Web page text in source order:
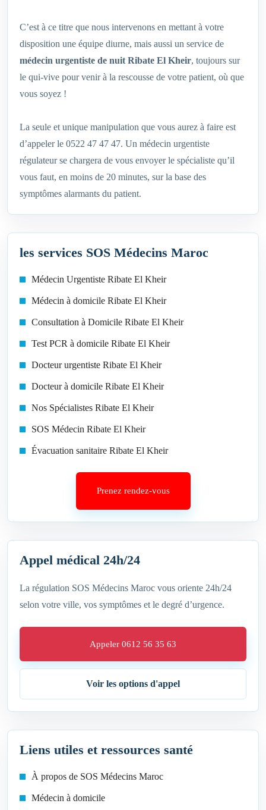
C’est à ce titre que nous intervenons en mettant à votre
disposition une équipe diurne, mais aussi un service de
médecin urgentiste de nuit Ribate El Kheir, toujours sur
le qui-vive pour venir à la rescousse de votre patient, où que
vous soyez !
La seule et unique manipulation que vous aurez à faire est
d’appeler le 0522 47 47 47. Un médecin urgentiste
régulateur se chargera de vous envoyer le spécialiste qu’il
vous faut, en moins de 20 minutes, sur la base des
symptômes alarmants du patient.
les services SOS Médecins Maroc
Médecin Urgentiste Ribate El Kheir
Médecin à domicile Ribate El Kheir
Consultation à Domicile Ribate El Kheir
Test PCR à domicile Ribate El Kheir
Docteur urgentiste Ribate El Kheir
Docteur à domicile Ribate El Kheir
Nos Spécialistes Ribate El Kheir
SOS Médecin Ribate El Kheir
Évacuation sanitaire Ribate El Kheir
Prenez rendez-vous
Appel médical 24h/24
La régulation SOS Médecins Maroc vous oriente 24h/24
selon votre ville, vos symptômes et le degré d’urgence.
Appeler 0612 56 35 63
Voir les options d'appel
Liens utiles et ressources santé
À propos de SOS Médecins Maroc
Médecin à domicile